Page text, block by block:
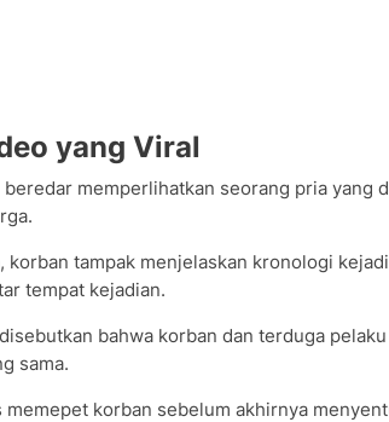
yang Viral
memperlihatkan seorang pria yang
korban tampak menjelaskan kronologi
tempat kejadian.
bahwa korban dan terduga
sama.
memepet korban sebelum akhirnya